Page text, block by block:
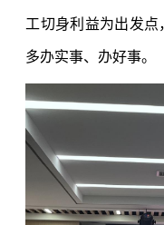
工切身利益为出发点
多办实事、办好事。